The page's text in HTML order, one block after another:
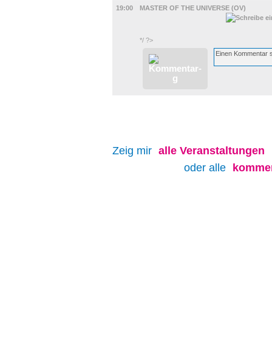
19:00
MASTER OF THE UNIVERSE (OV)
*/ ?>
Zeig mir alle Veranstaltungen
oder alle